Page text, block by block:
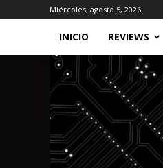
Miércoles, agosto 5, 2026
INICIO REVIEWS